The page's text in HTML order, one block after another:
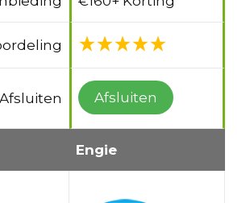
Afsluiten Afsluiten
Engie